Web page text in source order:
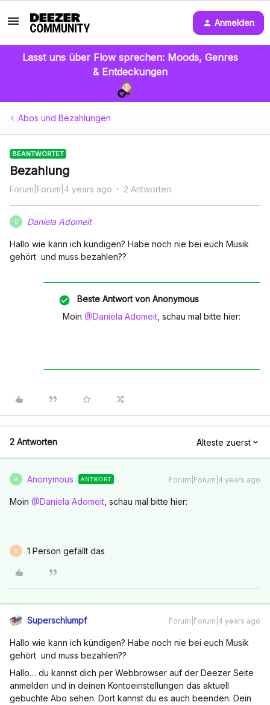
Anmelden
Lasst uns über Flow sprechen: Moods, Genres
& Entdeckungen
Abos und Bezahlungen
BEANTWORTET
Bezahlung
Forum|Forum|4 years ago 2 Antworten
D Daniela Adomeit
Hallo wie kann ich kündigen? Habe noch nie bei euch Musik
gehört und muss bezahlen??
Beste Antwort von Anonymous
Moin @Daniela Adomeit , schau mal bitte hier:
2 Antworten Älteste zuerst
A Anonymous ANTWORT Forum|Forum|4 years ago
Moin @Daniela Adomeit , schau mal bitte hier:
K 1 Person gefällt das
Superschlumpf Forum|Forum|4 years ago
Hallo wie kann ich kündigen? Habe noch nie bei euch Musik
gehört und muss bezahlen??
Hallo… du kannst dich per Webbrowser auf der Deezer Seite
anmelden und in deinen Kontoeinstellungen das aktuell
gebuchte Abo sehen. Dort kannst du es auch beenden. Dein